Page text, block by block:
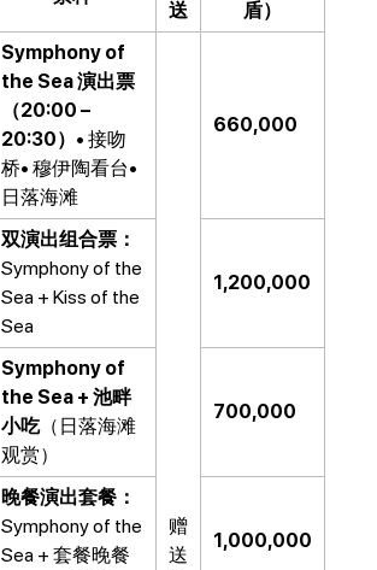
送
盾）
Symphony of
the Sea 演出票
（20:00 –
20:30） • 接吻
桥• 穆伊陶看台•
日落海滩
赠
送
660,000
双演出组合票：
Symphony of the
Sea + Kiss of the
Sea
1,200,000
Symphony of
the Sea + 池畔
小吃（日落海滩
观赏）
700,000
晚餐演出套餐：
Symphony of the
Sea + 套餐晚餐
1,000,000